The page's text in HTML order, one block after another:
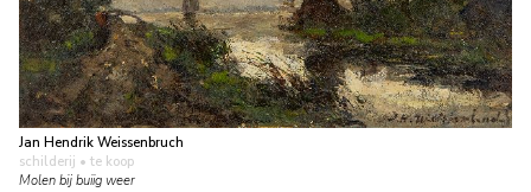
Jan Hendrik Weissenbruch
schilderij • te koop
Molen bij buiig weer